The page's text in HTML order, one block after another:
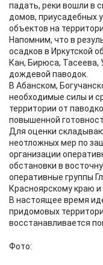
падать, реки вошли в
домов, приусадебных
объектов на
Напомним, что в
осадков в Иркутской
Кан, Бирюса, Тасеева,
дождевой паводок.
В Абанском,
необходимые силы и
территории от
повышенной
Для оценки
неотложных мер по
организации
обстановки в
оперативные группы
Красноярскому краю и
В настоящее время
придомовых
восстанавливается
Фото: